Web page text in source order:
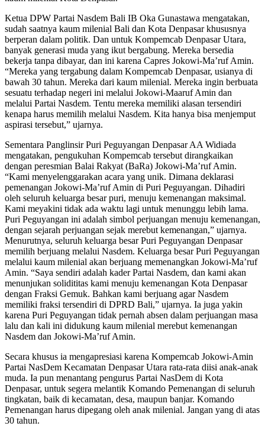
Ketua DPW Partai Nasdem Bali IB Oka Gunastawa mengatakan,
sudah saatnya kaum milenial Bali dan Kota Denpasar khususnya
berperan dalam politik. Dan untuk Kompemcab Denpasar Utara,
banyak generasi muda yang ikut bergabung. Mereka bersedia
bekerja tanpa dibayar, dan ini karena Capres Jokowi-Ma’ruf Amin.
“Mereka yang tergabung dalam Kompemcab Denpasar, usianya di
bawah 30 tahun. Mereka dari kaum milenial. Mereka ingin berbuata
sesuatu terhadap negeri ini melalui Jokowi-Maaruf Amin dan
melalui Partai Nasdem. Tentu mereka memiliki alasan tersendiri
kenapa harus memilih melalui Nasdem. Kita hanya bisa menjemput
aspirasi tersebut,” ujarnya.
Sementara Panglinsir Puri Peguyangan Denpasar AA Widiada
mengatakan, pengukuhan Kompemcab tersebut dirangkaikan
dengan peresmian Balai Rakyat (BaRa) Jokowi-Ma’ruf Amin.
“Kami menyelenggarakan acara yang unik. Dimana deklarasi
pemenangan Jokowi-Ma’ruf Amin di Puri Peguyangan. Dihadiri
oleh seluruh keluarga besar puri, menuju kemenangan maksimal.
Kami meyakini tidak ada waktu lagi untuk menunggu lebih lama.
Puri Peguyangan ini adalah simbol perjuangan menuju kemenangan,
dengan sejarah perjuangan sejak merebut kemenangan,” ujarnya.
Menurutnya, seluruh keluarga besar Puri Peguyangan Denpasar
memilih berjuang melalui Nasdem. Keluarga besar Puri Peguyangan
melalui kaum milenial akan berjuang memenangkan Jokowi-Ma’ruf
Amin. “Saya sendiri adalah kader Partai Nasdem, dan kami akan
menunjukan solidititas kami menuju kemenangan Kota Denpasar
dengan Fraksi Gemuk. Bahkan kami berjuang agar Nasdem
memiliki fraksi tersendiri di DPRD Bali,” ujarnya. Ia juga yakin
karena Puri Peguyangan tidak pernah absen dalam perjuangan masa
lalu dan kali ini didukung kaum milenial merebut kemenangan
Nasdem dan Jokowi-Ma’ruf Amin.
Secara khusus ia mengapresiasi karena Kompemcab Jokowi-Amin
Partai NasDem Kecamatan Denpasar Utara rata-rata diisi anak-anak
muda. Ia pun menantang pengurus Partai NasDem di Kota
Denpasar, untuk segera melantik Komando Pemenangan di seluruh
tingkatan, baik di kecamatan, desa, maupun banjar. Komando
Pemenangan harus dipegang oleh anak milenial. Jangan yang di atas
30 tahun.